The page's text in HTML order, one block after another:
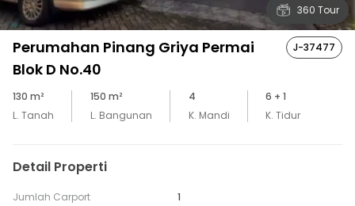
360 Tour
Perumahan Pinang Griya Permai
Blok D No.40
J-37477
130 m²
L. Tanah
150 m²
L. Bangunan
4
K. Mandi
6 + 1
K. Tidur
Detail Properti
Jumlah Carport 1